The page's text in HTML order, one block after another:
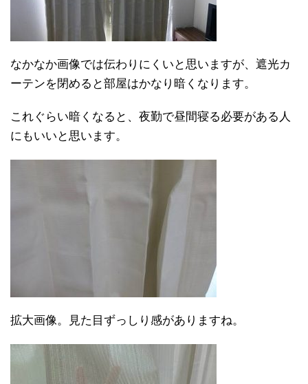
なかなか画像では伝わりにくいと思いますが、遮光カ
ーテンを閉めると部屋はかなり暗くなります。
これぐらい暗くなると、夜勤で昼間寝る必要がある人
にもいいと思います。
拡大画像。見た目ずっしり感がありますね。